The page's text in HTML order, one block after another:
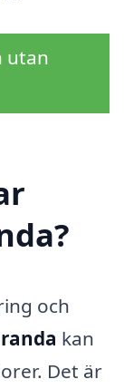
utan
och
kan
Det är